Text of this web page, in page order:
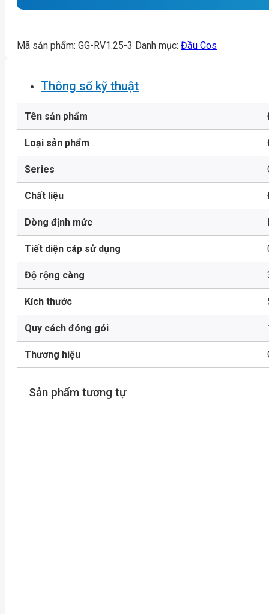
Mã sản phẩm: GG-RV1.25-3 Danh mục: Đầu Cos
Thông số kỹ thuật
Tên sản phẩm
Loại sản phẩm
Series
Chất liệu
Dòng định mức
Tiết diện cáp sử dụng
Độ rộng càng
Kích thước
Quy cách đóng gói
Thương hiệu
Sản phẩm tương tự